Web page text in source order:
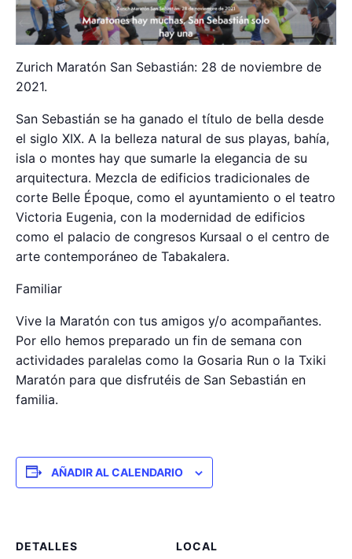
Zurich Maratón San Sebastián: 28 de noviembre de
2021.
San Sebastián se ha ganado el título de bella desde
el siglo XIX. A la belleza natural de sus playas, bahía,
isla o montes hay que sumarle la elegancia de su
arquitectura. Mezcla de edificios tradicionales de
corte Belle Époque, como el ayuntamiento o el teatro
Victoria Eugenia, con la modernidad de edificios
como el palacio de congresos Kursaal o el centro de
arte contemporáneo de Tabakalera.
Familiar
Vive la Maratón con tus amigos y/o acompañantes.
Por ello hemos preparado un fin de semana con
actividades paralelas como la Gosaria Run o la Txiki
Maratón para que disfrutéis de San Sebastián en
familia.
AÑADIR AL CALENDARIO
DETALLES
LOCAL